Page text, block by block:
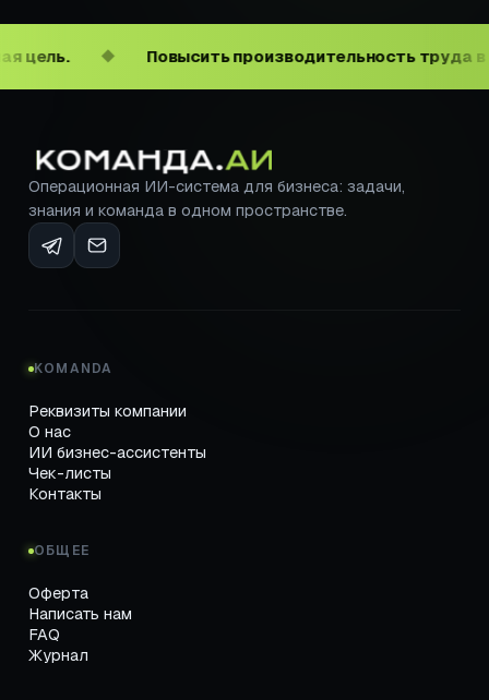
◆ Повысить производительность труда в
Операционная ИИ-система для бизнеса: задачи,
знания и команда в одном пространстве.
KOMANDA
Реквизиты компании
О нас
ИИ бизнес-ассистенты
Чек-листы
Контакты
ОБЩЕЕ
Оферта
Написать нам
FAQ
Журнал